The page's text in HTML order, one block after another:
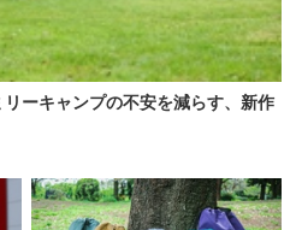
ーキャンプの不安を減らす、新作